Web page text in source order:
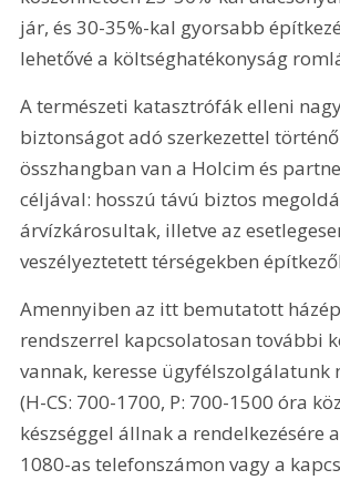
jár, és 30-35%-kal gyorsabb
lehetővé a költséghatékonyság
A természeti katasztrófák elleni
biztonságot adó szerkezettel
összhangban van a Holcim és
céljával: hosszú távú biztos
árvízkárosultak, illetve az
veszélyeztetett térségekben
Amennyiben az itt bemutatott
rendszerrel kapcsolatosan további
vannak, keresse
(H-CS: 700-1700, P: 700-1500 óra
készséggel állnak a rendelkezésére
1080-as telefonszámon vagy a